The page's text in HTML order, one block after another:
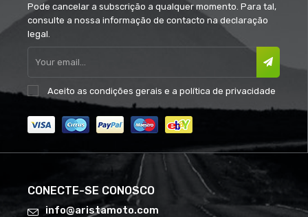
Pode cancelar a subscrição a qualquer momento. Para tal,
consulte a nossa informação de contacto na declaração
legal.
Aceito as condições gerais e a política de privacidade
CONECTE-SE CONOSCO
info@aristamoto.com